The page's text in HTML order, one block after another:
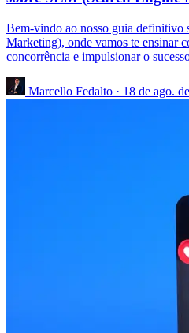
Bem-vindo ao nosso guia definitivo
Marketing), onde vamos te ensinar
concorrência e impulsionar o
Marcello Fedalto · 18 de ago.